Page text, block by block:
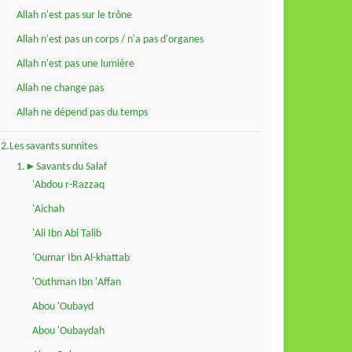
Allah n'est pas sur le trône
Allah n'est pas un corps / n'a pas d'organes
Allah n'est pas une lumière
Allah ne change pas
Allah ne dépend pas du temps
2.Les savants sunnites
1.►Savants du Salaf
'Abdou r-Razzaq
'Aichah
'Ali Ibn Abi Talib
'Oumar Ibn Al-khattab
'Outhman Ibn 'Affan
Abou 'Oubayd
Abou 'Oubaydah